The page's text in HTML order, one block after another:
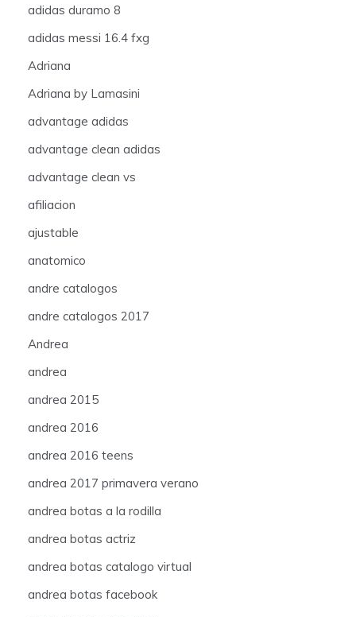
adidas duramo 8
adidas messi 16.4 fxg
Adriana
Adriana by Lamasini
advantage adidas
advantage clean adidas
advantage clean vs
afiliacion
ajustable
anatomico
andre catalogos
andre catalogos 2017
Andrea
andrea
andrea 2015
andrea 2016
andrea 2016 teens
andrea 2017 primavera verano
andrea botas a la rodilla
andrea botas actriz
andrea botas catalogo virtual
andrea botas facebook